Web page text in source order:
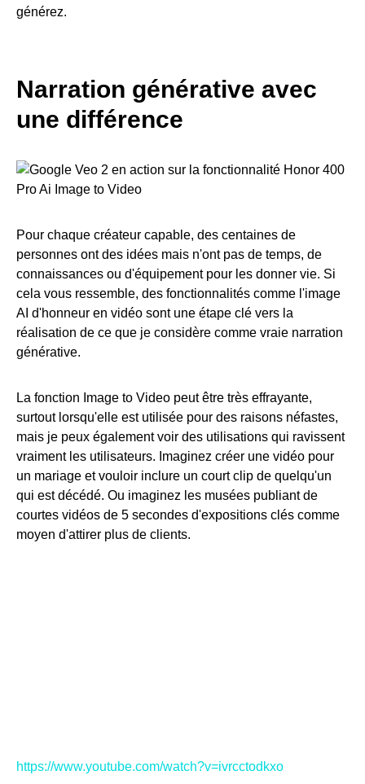
générez.
Narration générative avec
une différence
Pour chaque créateur capable, des centaines de
personnes ont des idées mais n'ont pas de temps, de
connaissances ou d'équipement pour les donner vie. Si
cela vous ressemble, des fonctionnalités comme l'image
AI d'honneur en vidéo sont une étape clé vers la
réalisation de ce que je considère comme vraie narration
générative.
La fonction Image to Video peut être très effrayante,
surtout lorsqu'elle est utilisée pour des raisons néfastes,
mais je peux également voir des utilisations qui ravissent
vraiment les utilisateurs. Imaginez créer une vidéo pour
un mariage et vouloir inclure un court clip de quelqu'un
qui est décédé. Ou imaginez les musées publiant de
courtes vidéos de 5 secondes d'expositions clés comme
moyen d'attirer plus de clients.
https://www.youtube.com/watch?v=ivrcctodkxo